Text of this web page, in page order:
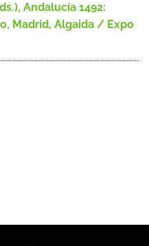
Andalucía 1492:
Madrid, Algaida / Expo